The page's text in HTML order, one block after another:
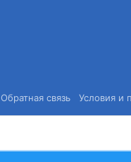
Обратная связь Условия и